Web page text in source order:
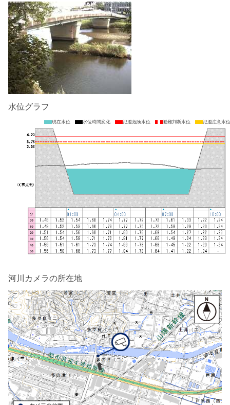
水位グラフ
現在水位 水位時間変化 氾濫危険水位 避難判断水位 氾濫注意水位
河川カメラの所在地